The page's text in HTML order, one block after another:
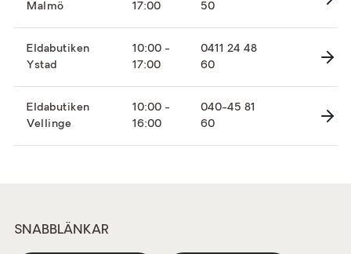
Malmö
17:00
50
Eldabutiken
Ystad
10:00 -
17:00
0411 24 48
60
Eldabutiken
Vellinge
10:00 -
16:00
040-45 81
60
SNABBLÄNKAR